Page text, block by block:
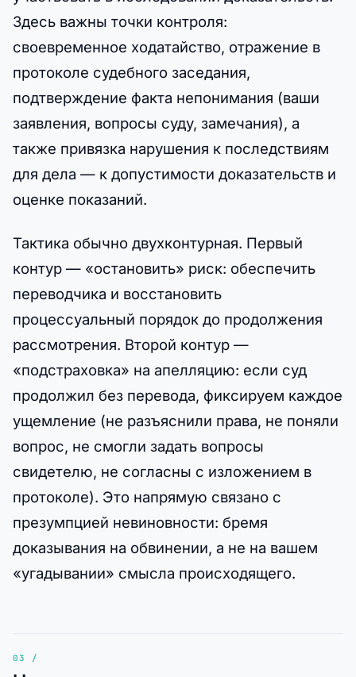
Здесь важны точки контроля:
своевременное ходатайство, отражение в
протоколе судебного заседания,
подтверждение факта непонимания (ваши
заявления, вопросы суду, замечания), а
также привязка нарушения к последствиям
для дела — к допустимости доказательств и
оценке показаний.
Тактика обычно двухконтурная. Первый
контур — «остановить» риск: обеспечить
переводчика и восстановить
процессуальный порядок до продолжения
рассмотрения. Второй контур —
«подстраховка» на апелляцию: если суд
продолжил без перевода, фиксируем каждое
ущемление (не разъяснили права, не поняли
вопрос, не смогли задать вопросы
свидетелю, не согласны с изложением в
протоколе). Это напрямую связано с
презумпцией невиновности: бремя
доказывания на обвинении, а не на вашем
«угадывании» смысла происходящего.